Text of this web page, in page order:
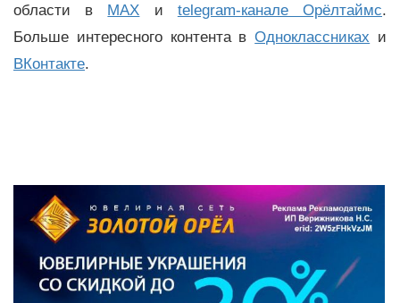
области в MAX и telegram-канале Орёлтаймс.
Больше интересного контента вОдноклассниках и
ВКонтакте.